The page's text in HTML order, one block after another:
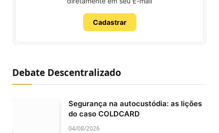
Cadastrar
Debate Descentralizado
Segurança na autocustódia: as lições
do caso COLDCARD
04/08/2026